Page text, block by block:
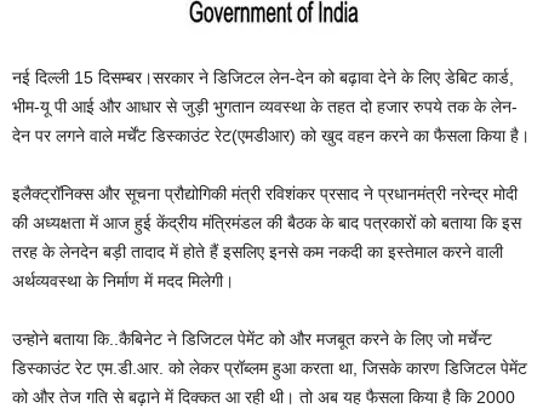
नई दिल्ली 15 दिसम्बर।सरकार ने डिजिटल लेन-देन को बढ़ावा देने के लिए डेबिट कार्ड,
भीम-यू पी आई और आधार से जुड़ी भुगतान व्यवस्था के तहत दो हजार रुपये तक के लेन-
देन पर लगने वाले मर्चेंट डिस्काउंट रेट(एमडीआर) को खुद वहन करने का फैसला किया है।
इलैक्ट्रॉनिक्स और सूचना प्रौद्योगिकी मंत्री रविशंकर प्रसाद ने प्रधानमंत्री नरेन्द्र मोदी
की अध्यक्षता में आज हुई केंद्रीय मंत्रिमंडल की बैठक के बाद पत्रकारों को बताया कि इस
तरह के लेनदेन बड़ी तादाद में होते हैं इसलिए इनसे कम नकदी का इस्‍तेमाल करने वाली
अर्थव्‍यवस्‍था के निर्माण में मदद मिलेगी।
उन्होने बताया कि..कैबिनेट ने डिजिटल पेमेंट को और मजबूत करने के लिए जो मर्चेन्‍ट
डिस्‍काउंट रेट एम.डी.आर. को लेकर प्रॉब्‍लम हुआ करता था, जिसके कारण डिजिटल पेमेंट
को और तेज गति से बढ़ाने में दिक्‍कत आ रही थी। तो अब यह फैसला किया है कि 2000